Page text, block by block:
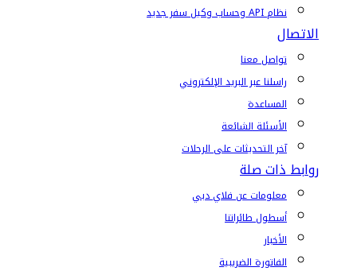
نظام API وحساب وكيل سفر جديد
الاتصال
تواصل معنا
راسلنا عبر البريد الإلكتروني
المساعدة
الأسئلة الشائعة
آخر التحديثات على الرحلات
روابط ذات صلة
معلومات عن فلاي دبي
أسطول طائراتنا
الأخبار
الفاتورة الضريبية